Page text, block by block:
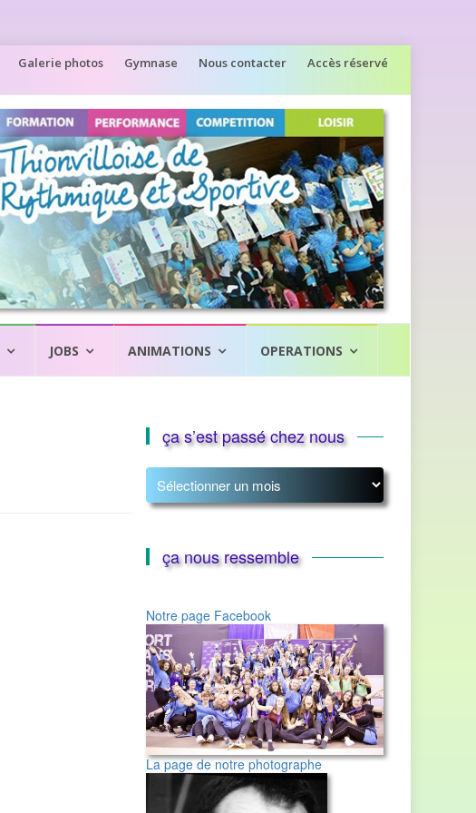
Galerie photos Gymnase Nous contacter Accès réservé
JOBS ANIMATIONS OPERATIONS
ça s’est passé chez nous
ça
s’est
passé
nousça nous ressemble
Notre page Facebook
La page de notre photographe